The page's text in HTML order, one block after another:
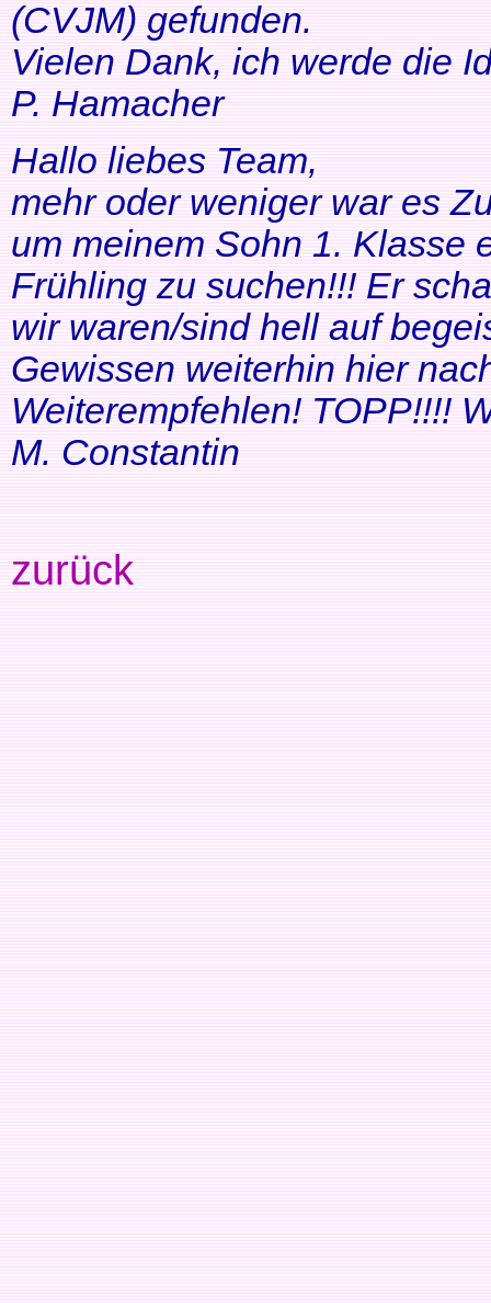
(CVJM) gefunden.
Vielen Dank, ich werde die
P. Hamacher
Hallo liebes Team,
mehr oder weniger war es
um meinem Sohn 1. Klasse
Frühling zu suchen!!! Er
wir waren/sind hell auf
Gewissen weiterhin hier
Weiterempfehlen! TOPP!!!!
M. Constantin
zurück